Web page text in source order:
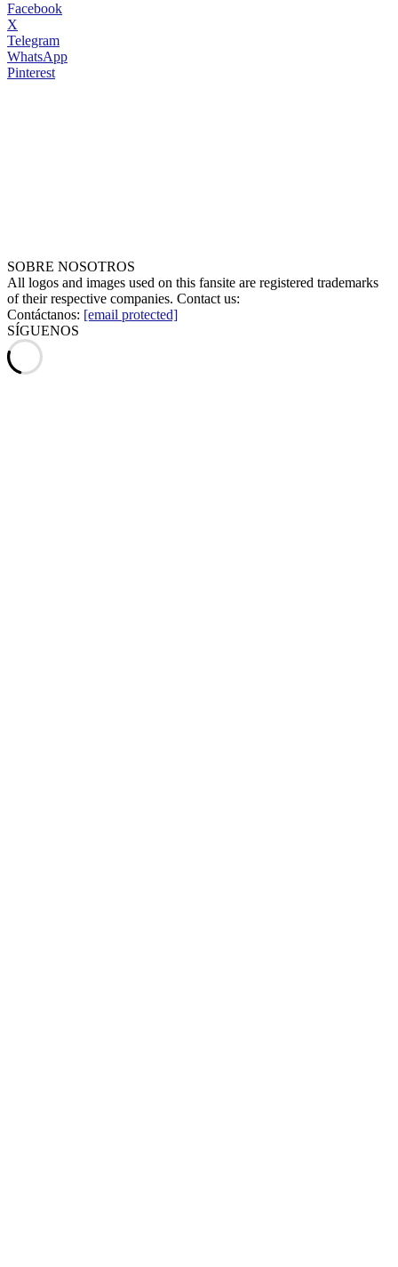
Facebook
X
Telegram
WhatsApp
Pinterest
SOBRE NOSOTROS
All logos and images used on this fansite are registered trademarks
of their respective companies. Contact us:
Contáctanos: [email protected]
SÍGUENOS